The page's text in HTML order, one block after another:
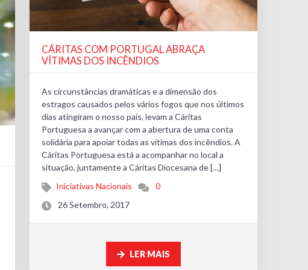
CÁRITAS COM PORTUGAL ABRAÇA
VÍTIMAS DOS INCÊNDIOS
As circunstâncias dramáticas e a dimensão dos
estragos causados pelos vários fogos que nos últimos
dias atingiram o nosso país, levam a Cáritas
Portuguesa a avançar com a abertura de uma conta
solidária para apoiar todas as vitimas dos incêndios. A
Cáritas Portuguesa está a acompanhar no local a
situação, juntamente a Cáritas Diocesana de […]
Iniciativas Nacionais
0
26 Setembro, 2017
LER MAIS